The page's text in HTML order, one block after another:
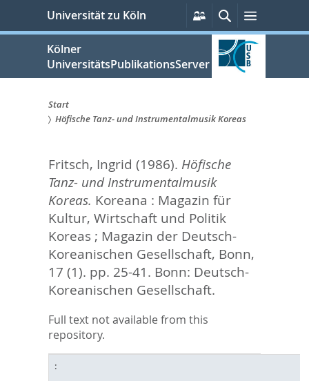
springen
Universität zu Köln
Persönliche
Services
SucheMenü
Kölner
UniversitätsPublikationsServer
Sie
sind
hier:
Start
Höfische Tanz- und Instrumentalmusik Koreas
Fritsch, Ingrid (1986). Höfische
Tanz- und Instrumentalmusik
Koreas. Koreana : Magazin für
Kultur, Wirtschaft und Politik
Koreas ; Magazin der Deutsch-
Koreanischen Gesellschaft, Bonn,
17 (1). pp. 25-41. Bonn: Deutsch-
Koreanischen Gesellschaft.
Full text not available from this
repository.